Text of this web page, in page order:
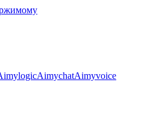
AimychatAimyvoice